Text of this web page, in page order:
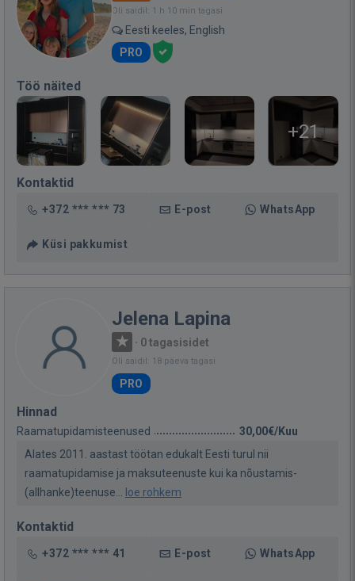
Oli saidil: 1 h 10 min tagasi
Eesti keeles, English
PRO
Töö näited
+21
Kontaktid
+372 *** *** 73 E-post WhatsApp
Küsi pakkumist
Jelena Lapina
· 0 tagasisidet
Oli saidil: 18 päeva tagasi
PRO
Hinnad
Raamatupidamisteenused
30,00€/Kuu
Alates 2011. aastast töötan edukalt Eesti turul nii
raamatupidamise ja maksuteenuste kui ka nõustamis-
(allhanke)teenuse...
loe rohkem
Kontaktid
+372 *** *** 41 E-post WhatsApp